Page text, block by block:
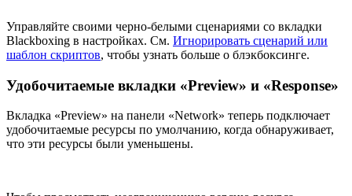
Управляйте своими черно-белыми сценариями со вкладки
Blackboxing в настройках. См. Игнорировать сценарий или
шаблон скриптов, чтобы узнать больше о блэкбоксинге.
Удобочитаемые вкладки «Preview» и «Response»
Вкладка «Preview» на панели «Network» теперь подключает
удобочитаемые ресурсы по умолчанию, когда обнаруживает,
что эти ресурсы были уменьшены.